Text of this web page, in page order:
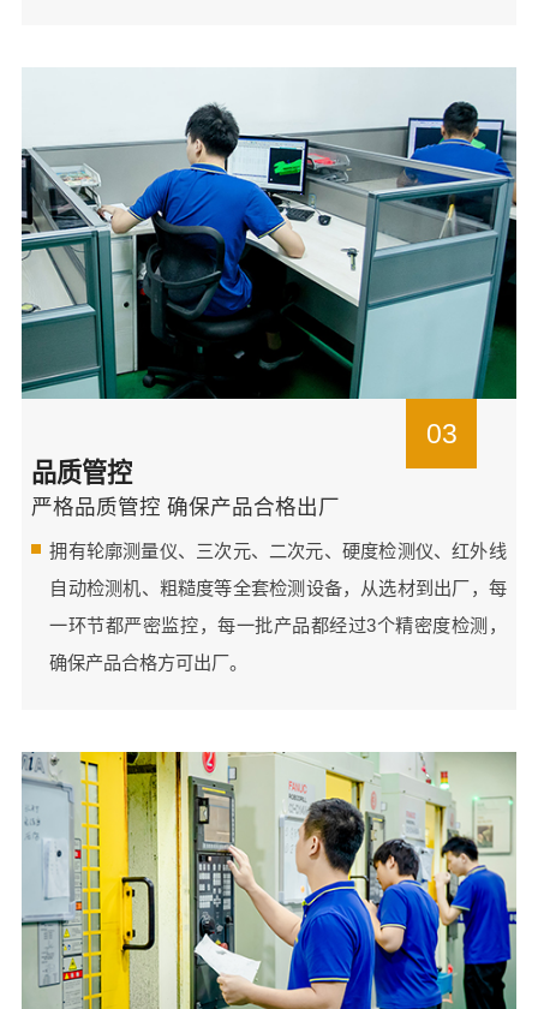
03
品质管控
严格品质管控 确保产品合格出厂
拥有轮廓测量仪、三次元、二次元、硬度检测仪、红外线
自动检测机、粗糙度等全套检测设备，从选材到出厂，每
一环节都严密监控，每一批产品都经过3个精密度检测，
确保产品合格方可出厂。